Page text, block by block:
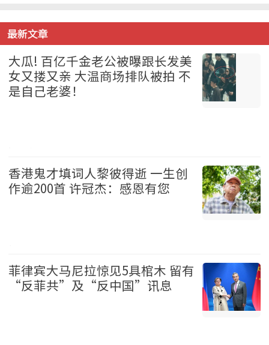
最新文章
大瓜! 百亿千金老公被曝跟长发美
女又搂又亲 大温商场排队被拍 不
是自己老婆！
香港鬼才填词人黎彼得逝 一生创
作逾200首 许冠杰：感恩有您
菲律宾大马尼拉惊见5具棺木 留有
“反菲共”及“反中国”讯息